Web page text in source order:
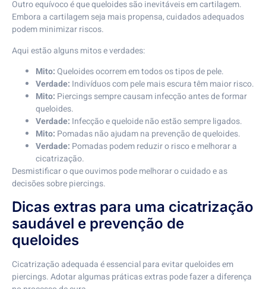
Outro equívoco é que queloides são inevitáveis em cartilagem.
Embora a cartilagem seja mais propensa, cuidados adequados
podem minimizar riscos.
Aqui estão alguns mitos e verdades:
Mito:Queloides ocorrem em todos os tipos de pele.
Verdade: Indivíduos com pele mais escura têm maior risco.
Mito: Piercings sempre causam infecção antes de formar
queloides.
Verdade: Infecção e queloide não estão sempre ligados.
Mito: Pomadas não ajudam na prevenção de queloides.
Verdade: Pomadas podem reduzir o risco e melhorar a
cicatrização.
Desmistificar o que ouvimos pode melhorar o cuidado e as
decisões sobre piercings.
Dicas extras para uma cicatrização
saudável e prevenção de
queloides
Cicatrização adequada é essencial para evitar queloides em
piercings. Adotar algumas práticas extras pode fazer a diferença